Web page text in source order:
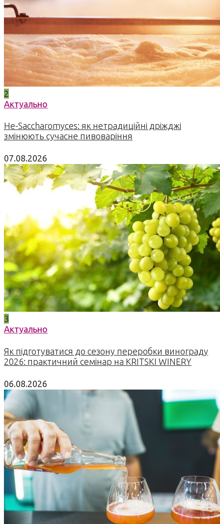
2
Актуально
Не-Saccharomyces: як нетрадиційні дріжджі
змінюють сучасне пивоваріння
07.08.2026
3
Актуально
Як підготуватися до сезону переробки винограду
2026: практичний семінар на KRITSKI WINERY
06.08.2026